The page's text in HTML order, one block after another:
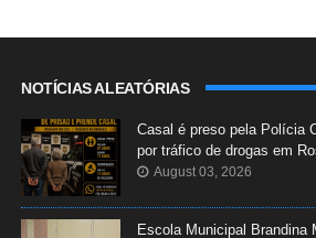
NOTÍCIAS ALEATÓRIAS
Casal é preso pela Polícia
por tráfico de drogas em
August 03, 2026
Escola Municipal Brandina